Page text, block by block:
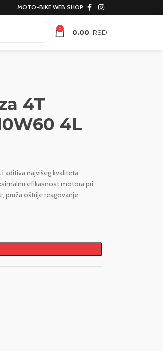
MOTO-BIKE WEB SHOP
0 0.00
4T
4L
aditiva najvišeg kvaliteta.
efikasnost motora pri
pruža oštrije reagovanje